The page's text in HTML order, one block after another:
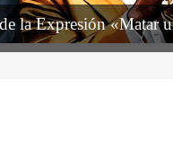
la Expresión «Matar